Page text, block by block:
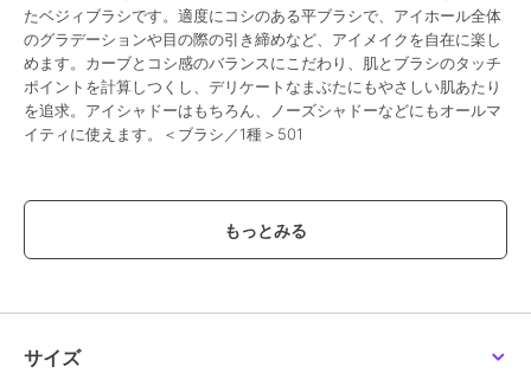
たベジィブラシです。適度にコシのある平ブラシで、アイホール全体
のグラデーションや目の際の引き締めなど、アイメイクを自在に楽し
めます。カーブとコシ感のバランスにこだわり、肌とブラシのタッチ
ポイントを計算しつくし、デリケートなまぶたにもやさしい肌あたり
を追求。アイシャドーはもちろん、ノーズシャドーなどにもオールマ
イティに使えます。＜ブラシ／1種＞501
サイズ